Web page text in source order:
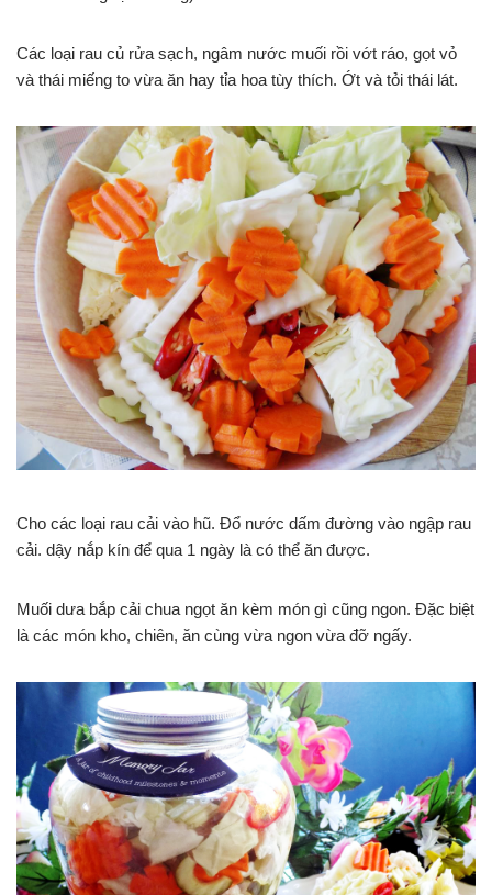
Các loại rau củ rửa sạch, ngâm nước muối rồi vớt ráo, gọt vỏ
và thái miếng to vừa ăn hay tỉa hoa tùy thích. Ớt và tỏi thái lát.
Cho các loại rau cải vào hũ. Đổ nước dấm đường vào ngập rau
cải. dậy nắp kín để qua 1 ngày là có thể ăn được.
Muối dưa bắp cải chua ngọt ăn kèm món gì cũng ngon. Đặc biệt
là các món kho, chiên, ăn cùng vừa ngon vừa đỡ ngấy.